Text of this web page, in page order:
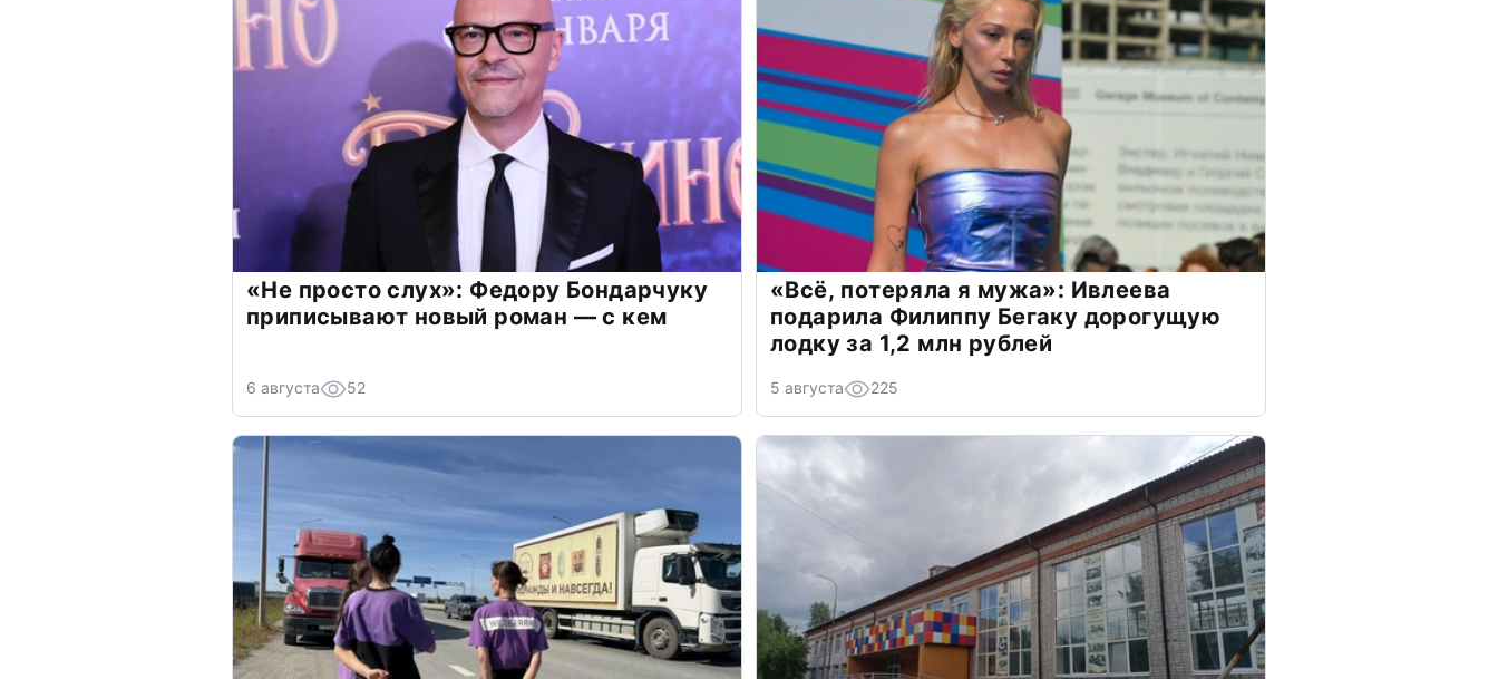
«Не просто слух»: Федору Бондарчуку
приписывают новый роман — с кем
6 августа 52
«Всё, потеряла я мужа»: Ивлеева
подарила Филиппу Бегаку дорогущую
лодку за 1,2 млн рублей
5 августа 225